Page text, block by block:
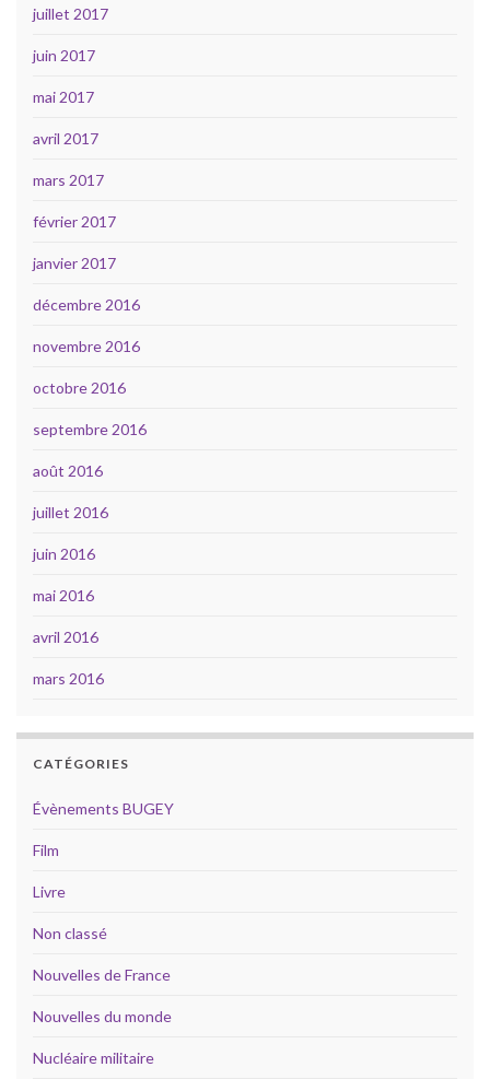
juillet 2017
juin 2017
mai 2017
avril 2017
mars 2017
février 2017
janvier 2017
décembre 2016
novembre 2016
octobre 2016
septembre 2016
août 2016
juillet 2016
juin 2016
mai 2016
avril 2016
mars 2016
CATÉGORIES
Évènements BUGEY
Film
Livre
Non classé
Nouvelles de France
Nouvelles du monde
Nucléaire militaire